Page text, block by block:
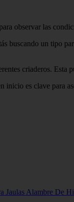
observar las
buscando un tipo
criaderos. Esta
inicio es clave para
Jaulas Alambre De